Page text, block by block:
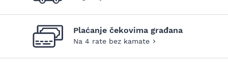
Plaćanje čekovima građana
Na 4 rate bez kamate